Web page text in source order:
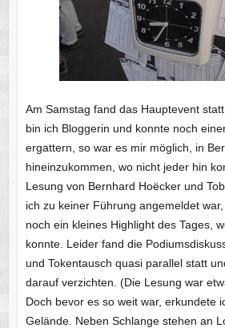
Am Samstag fand das Hauptevent
bin ich Bloggerin und konnte noch
ergattern, so war es mir möglich, in
hineinzukommen, wo nicht jeder hin
Lesung von Bernhard Hoëcker und
ich zu keiner Führung angemeldet
noch ein kleines Highlight des Tages,
konnte. Leider fand die
und Tokentausch quasi parallel statt
darauf verzichten. (Die Lesung war
Doch bevor es so weit war, erkundete
Gelände. Neben Schlange stehen an